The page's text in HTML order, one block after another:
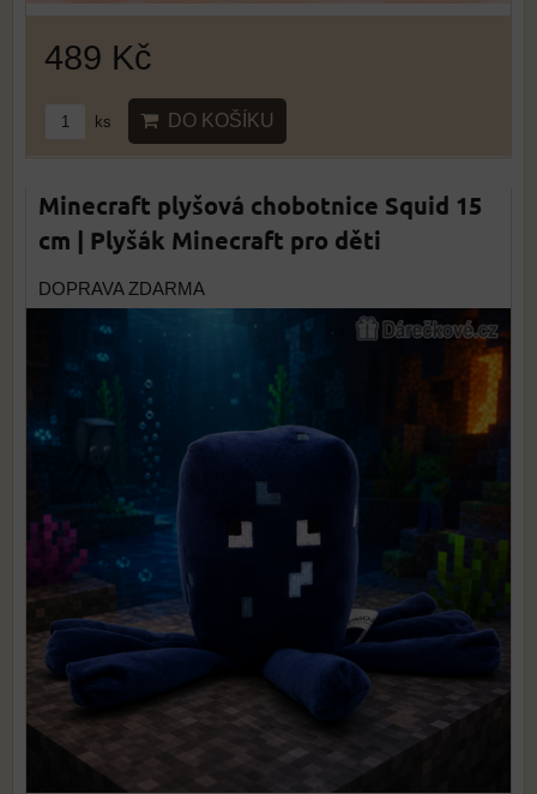
489 Kč
ks DO KOŠÍKU
Minecraft plyšová chobotnice Squid 15
cm | Plyšák Minecraft pro děti
DOPRAVA ZDARMA